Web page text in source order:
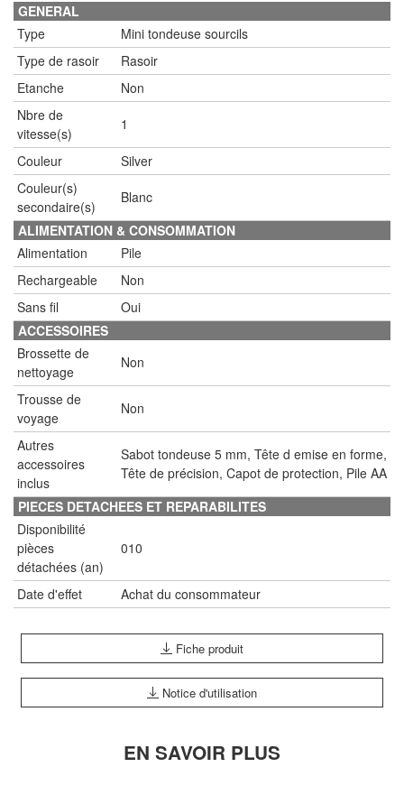
GENERAL
Type
Mini tondeuse sourcils
Type de rasoir
Rasoir
Etanche
Non
Nbre de
vitesse(s)
1
Couleur
Silver
Couleur(s)
secondaire(s)
Blanc
ALIMENTATION & CONSOMMATION
Alimentation
Pile
Rechargeable
Non
Sans fil
Oui
ACCESSOIRES
Brossette de
nettoyage
Non
Trousse de
voyage
Non
Autres
accessoires
inclus
Sabot tondeuse 5 mm, Tête d emise en forme,
Tête de précision, Capot de protection, Pile AA
PIECES DETACHEES ET REPARABILITES
Disponibilité
pièces
détachées (an)
010
Date d'effet Achat du consommateur
Fiche produit
Notice d'utilisation
EN SAVOIR PLUS